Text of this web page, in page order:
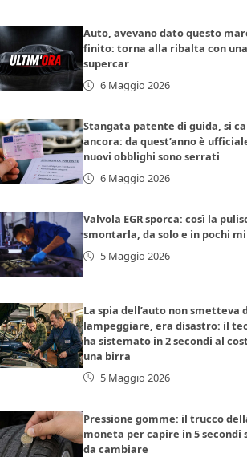
Auto, avevano dato questo
finito: torna alla ribalta con una
supercar
6 Maggio 2026
Stangata patente di guida, si
ancora: da quest’anno è
nuovi obblighi sono serrati
6 Maggio 2026
Valvola EGR sporca: così la
smontarla, da solo e in pochi
5 Maggio 2026
La spia dell’auto non smetteva
lampeggiare, era disastro: il
ha sistemato in 2 secondi al
una birra
5 Maggio 2026
Pressione gomme: il trucco
moneta per capire in 5 secondi
da cambiare